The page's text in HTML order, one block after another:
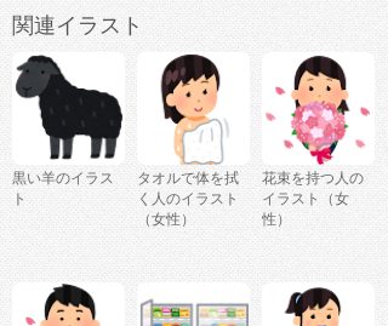
関連イラスト
黒い羊のイラス
ト
タオルで体を拭
く人のイラスト
（女性）
花束を持つ人の
イラスト（女
性）